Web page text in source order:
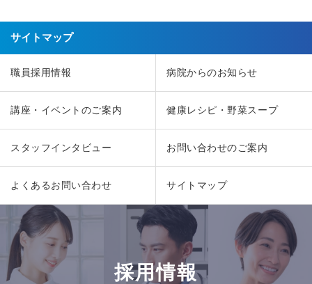
サイトマップ
職員採用情報 病院からのお知らせ
講座・イベントのご案内 健康レシピ・野菜スープ
スタッフインタビュー お問い合わせのご案内
よくあるお問い合わせ サイトマップ
採用情報